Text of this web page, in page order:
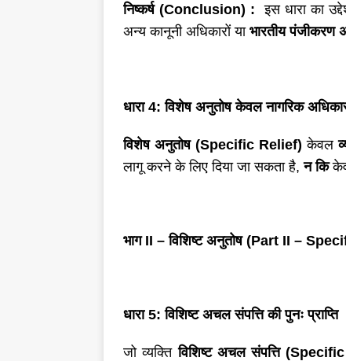
निष्कर्ष (Conclusion) :इस धारा का
अन्य कानूनी अधिकारों या भारतीय पंजीकरण
धारा 4: विशेष अनुतोष केवल नागरिक
विशेष अनुतोष (Specific Relief) केवल
लागू करने के लिए दिया जा सकता है,न कि
भाग II – विशिष्ट अनुतोष (Part II –
धारा 5: विशिष्ट अचल संपत्ति की पुनः प्राप्ति
जो व्यक्तिविशिष्ट अचल संपत्ति (